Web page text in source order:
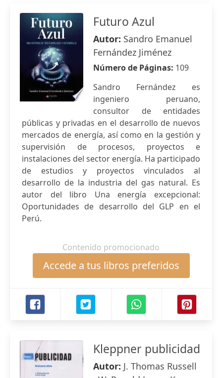
Futuro Azul
Autor: Sandro Emanuel
Fernández Jiménez
Número de Páginas: 109
Sandro Fernández es
ingeniero peruano,
consultor de entidades
públicas y privadas en el desarrollo de nuevos
mercados de energía, así como en la gestión y
supervisión de procesos, proyectos e
instalaciones del sector energía. Ha participado
de estudios y proyectos vinculados al
desarrollo de la industria del gas natural. Es
autor del libro Una energía excepcional:
Oportunidades de desarrollo del GLP en el
Perú.
Contenido promocionado
Accede a tus libros preferidos
Kleppner publicidad
Autor: J. Thomas Russell